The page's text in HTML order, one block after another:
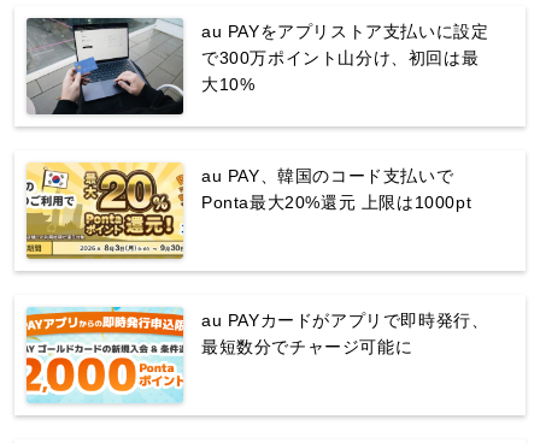
au PAYをアプリストア支払いに設定
で300万ポイント山分け、初回は最
大10%
au PAY、韓国のコード支払いで
Ponta最大20%還元 上限は1000pt
au PAYカードがアプリで即時発行、
最短数分でチャージ可能に